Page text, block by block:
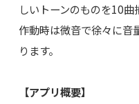
しいトーンのものを10
作動時は微音で徐々に音
ります。
【アプリ概要】